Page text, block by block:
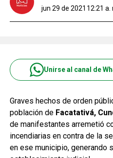
jun 29 de 2021 12:21 a.
Unirse al canal de
Graves hechos de orden
población de Facatativá,
de manifestantes arremetió
incendiarias en contra de la
en ese municipio, generando